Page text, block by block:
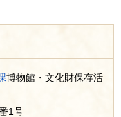
博物館・文化財保存活
1号